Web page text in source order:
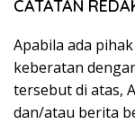
CATATAN
Apabila ada
keberatan
tersebut di atas,
dan/atau berita